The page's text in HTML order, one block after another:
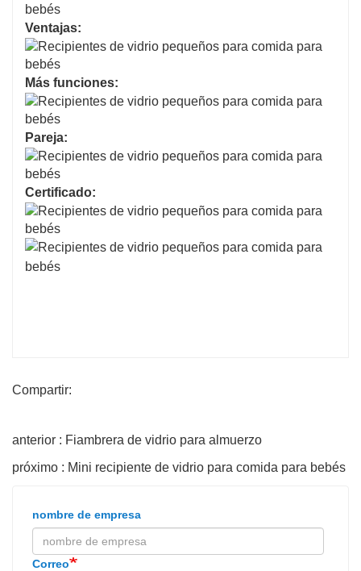
Ventajas:
Más funciones:
Pareja:
Certificado:
Compartir:
anterior : Fiambrera de vidrio para almuerzo
próximo : Mini recipiente de vidrio para comida para bebés
nombre de empresa
Correo